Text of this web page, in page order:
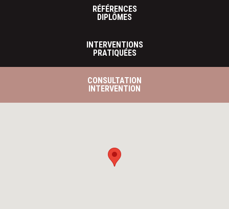
RÉFÉRENCES
DIPLÔMES
INTERVENTIONS
PRATIQUÉES
CONSULTATION
INTERVENTION